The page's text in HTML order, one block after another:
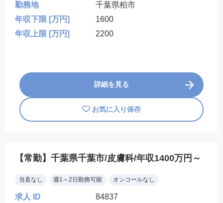
勤務地
千葉県柏市
年収下限 [万円]
1600
年収上限 [万円]
2200
詳細を見る
お気に入り保存
【常勤】千葉県千葉市/皮膚科/年収1400万円～
当直なし 週1～2日勤務可能 オンコールなし
求人 ID
84837